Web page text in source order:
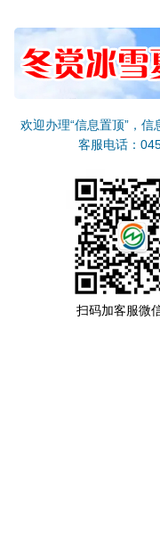
欢迎办理“信息置顶”，
客服电话：
扫码加客服微